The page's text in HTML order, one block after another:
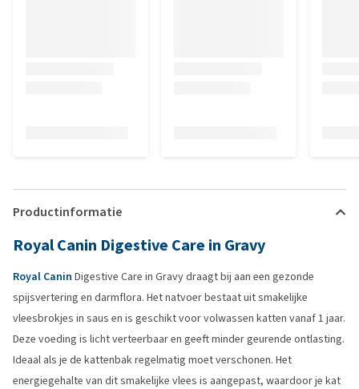
Productinformatie
Royal Canin Digestive Care in Gravy
Royal Canin Digestive Care in Gravy draagt bij aan een gezonde
spijsvertering en darmflora. Het natvoer bestaat uit smakelijke
vleesbrokjes in saus en is geschikt voor volwassen katten vanaf 1 jaar.
Deze voeding is licht verteerbaar en geeft minder geurende ontlasting.
Ideaal als je de kattenbak regelmatig moet verschonen. Het
energiegehalte van dit smakelijke vlees is aangepast, waardoor je kat